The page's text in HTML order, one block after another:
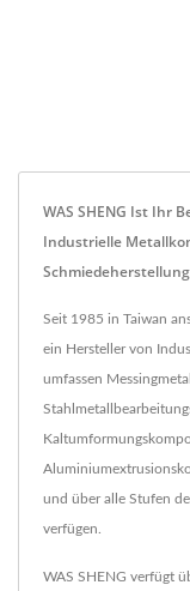
WAS SHENG Ist Ihr
Industrielle
Schmiedeherstellung
Seit 1985 in Taiwan
ein Hersteller von
umfassen
und über alle Stufen
verfügen.
WAS SHENG verfügt